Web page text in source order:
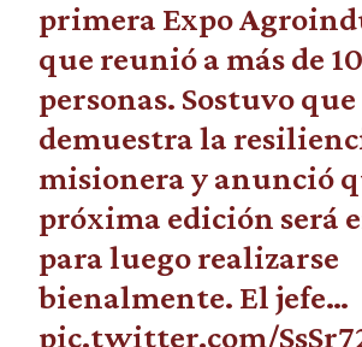
primera Expo
que reunió a más de
personas. Sostuvo
demuestra la
misionera y anunció
próxima edición será
para luego realizarse
bienalmente. El jefe…
pic.twitter.com/